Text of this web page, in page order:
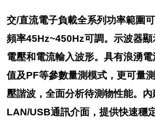
交/直流電子負載全系列功率範圍
頻率45Hz~450Hz可調。示波器
電壓和電流輸入波形。具有浪湧
值及PF等參數量測模式，更可量
壓諧波，全面分析待測物性能。內
LAN/USB通訊介面，提供快速穩